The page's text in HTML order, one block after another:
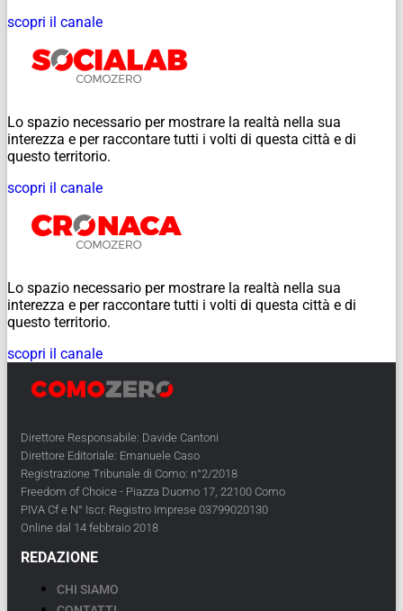
scopri il canale
Lo spazio necessario per mostrare la realtà nella sua
interezza e per raccontare tutti i volti di questa città e di
questo territorio.
scopri il canale
Lo spazio necessario per mostrare la realtà nella sua
interezza e per raccontare tutti i volti di questa città e di
questo territorio.
scopri il canale
Direttore Responsabile: Davide Cantoni
Direttore Editoriale: Emanuele Caso
Registrazione Tribunale di Como: n°2/2018
Freedom of Choice - Piazza Duomo 17, 22100 Como
PIVA Cf e N° Iscr. Registro Imprese 03799020130
Online dal 14 febbraio 2018
REDAZIONE
CHI SIAMO